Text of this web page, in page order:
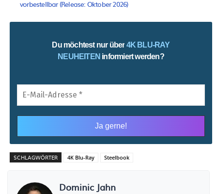
vorbestellbar (Release: Oktober 2026)
Du möchtest nur über 4K BLU-RAY
NEUHEITEN informiert werden?
SCHLAGWÖRTER 4K Blu-Ray Steelbook
Dominic Jahn